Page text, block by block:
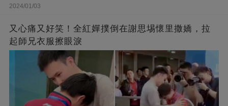
2024/01/03
又心痛又好笑！全紅嬋撲倒在謝思埸懷里撒嬌，拉
起師兄衣服擦眼淚